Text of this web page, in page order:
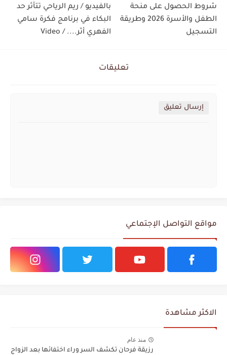
شروط الحصول على منحة
الطفل والأسرة 2026 وطريقة
التسجيل
بالفيديو / ريم الرياحي تتأثر حد
البكاء في برنامج فكرة سامي
الفهري أثر.... / Video
تعليقات
إرسال تعليق
مواقع التواصل الإجتماعي
الاكثر مشاهدة
منذ عام
رزيقة فرحان تكشف السر وراء اختفائها بعد الزواج